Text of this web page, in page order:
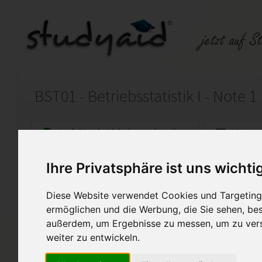
Ihre Privatsphäre ist uns
Diese Website verwendet Cookies und
ermöglichen und die Werbung, die Sie sehen,
außerdem, um Ergebnisse zu messen, um zu
weiter zu entwickeln.
BST01 - Betriebsstatistik I - Note 1
Auf StudyAid.de verkaufen
Startseite Wirtschaft
ESA zu BST01 -
Ich biete hier meine selbst
genannte ESA an. Diese
bewertet. Bitte verwenden